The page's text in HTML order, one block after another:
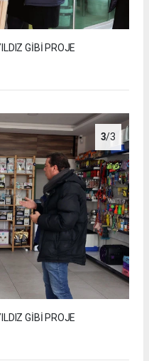
GİBİ PROJE
3/3
GİBİ PROJE